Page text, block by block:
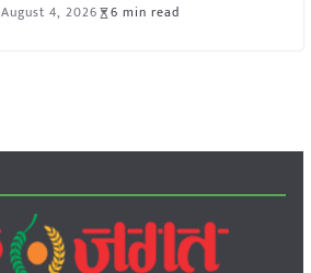
August 4, 2026 6 min read